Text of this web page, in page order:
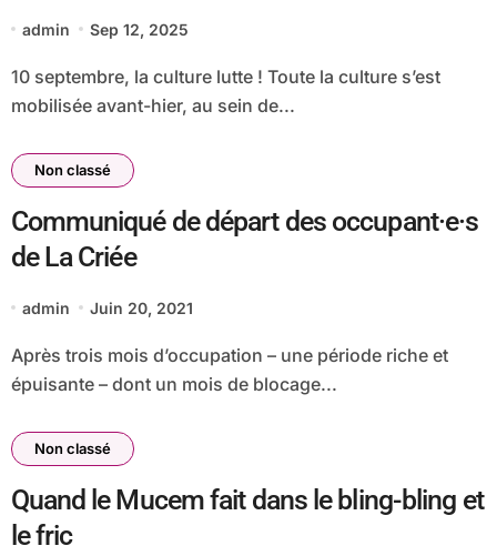
admin Sep 12, 2025
10 septembre, la culture lutte ! Toute la culture s’est
mobilisée avant-hier, au sein de...
Non classé
Communiqué de départ des occupant·e·s
de La Criée
admin Juin 20, 2021
Après trois mois d’occupation – une période riche et
épuisante – dont un mois de blocage...
Non classé
Quand le Mucem fait dans le bling-bling et
le fric